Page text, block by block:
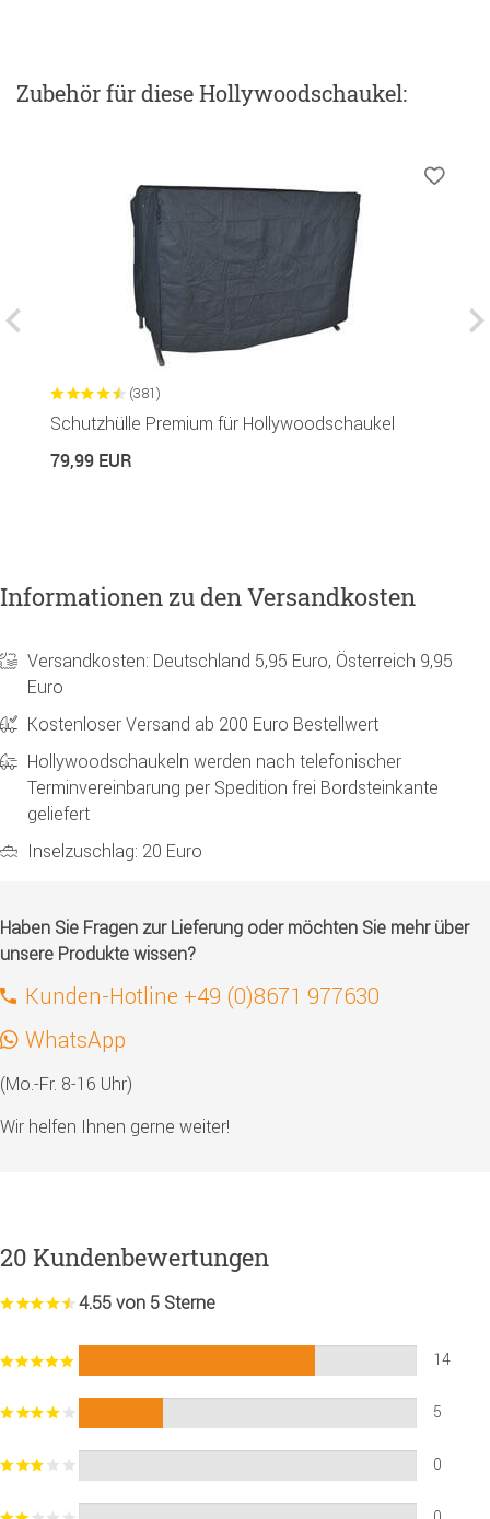
Zubehörfür diese Hollywoodschaukel:
(381)
Schutzhülle Premium für Hollywoodschaukel
79,99 EUR
Informationen zu den Versandkosten
Versandkosten: Deutschland 5,95 Euro, Österreich 9,95
Euro
Kostenloser Versand ab 200 Euro Bestellwert
Hollywoodschaukeln werden nach telefonischer
Terminvereinbarung per Spedition frei Bordsteinkante
geliefert
Inselzuschlag: 20 Euro
Haben Sie Fragen zur Lieferung oder möchten Sie mehr über
unsere Produkte wissen?
Kunden-Hotline +49 (0)8671 977630
WhatsApp
(Mo.-Fr. 8-16 Uhr)
Wir helfen Ihnen gerne weiter!
20 Kundenbewertungen
4.55 von 5 Sterne
14
5
0